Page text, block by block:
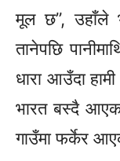
मूल छ”, उहाँले
तानेपछि
धारा आउँदा
भारत बस्दै
गाउँमा फर्केर